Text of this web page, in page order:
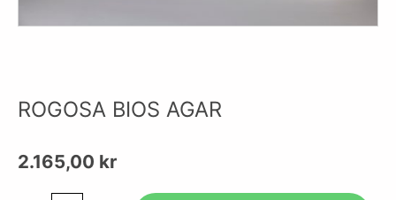
ROGOSA BIOS AGAR
2.165,00 kr